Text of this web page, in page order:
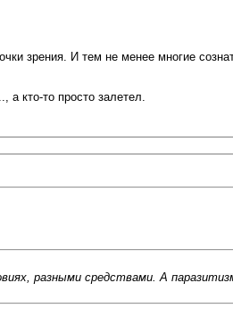
зрения. И тем не менее многие
а кто-то просто залетел.
разными средствами. А